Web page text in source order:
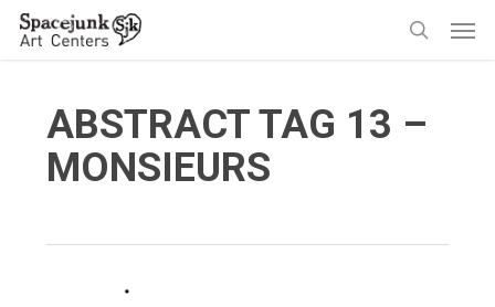
Skip
ABSTRACT TAG 13 –
MONSIEURS